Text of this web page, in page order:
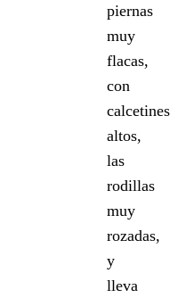
piernas
muy
flacas,
con
calcetines
altos,
las
rodillas
muy
rozadas,
y
lleva